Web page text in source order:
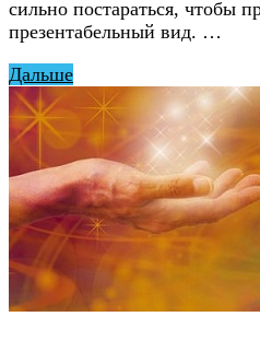
сильно постараться, чтобы
презентабельный вид. …
Дальше